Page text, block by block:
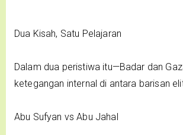
Dua Kisah, Satu Pelajaran
Dalam dua peristiwa itu—Badar dan
ketegangan internal di antara barisan
Abu Sufyan vs Abu Jahal